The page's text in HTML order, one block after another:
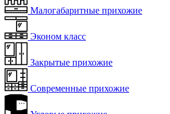
Малогабаритные прихожие
Эконом класс
Закрытые прихожие
Современные прихожие